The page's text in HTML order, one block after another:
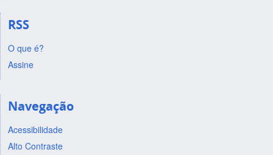
RSS
O que é?
Assine
Navegação
Acessibilidade
Alto Contraste